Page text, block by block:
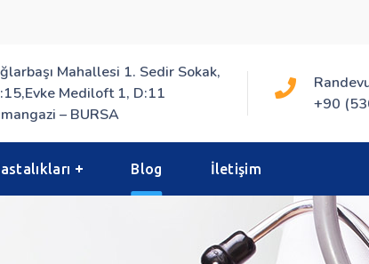
Mahallesi 1. Sedir Sokak,
Mediloft 1, D:11
– BURSA
+90
Blog İletişim